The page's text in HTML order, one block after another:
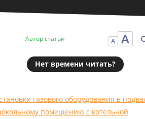
Автор статьи А А
Нет времени читать?
газового оборудования в
помещению с котельной